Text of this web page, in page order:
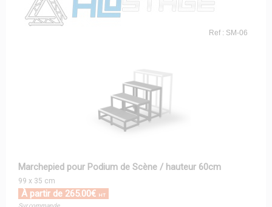
Ref : SM-06
Marchepied pour Podium de Scène / hauteur 60cm
99 x 35 cm
À partir de 265.00€ HT
Sur commande